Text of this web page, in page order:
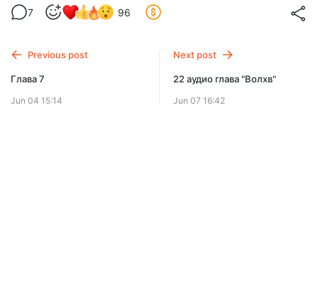
оправдать Блэка
UNLOCK POST
7 96
Previous post
Глава 7
Jun 04 15:14
Next post
22 аудио глава "Волхв"
Jun 07 16:42